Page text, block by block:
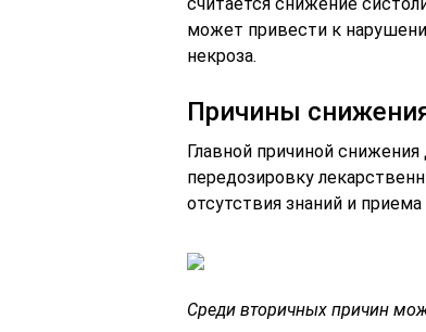
может привести к
некроза.
Причины
Главной причиной снижения
передозировку
отсутствия знаний и
Среди вторичных причин